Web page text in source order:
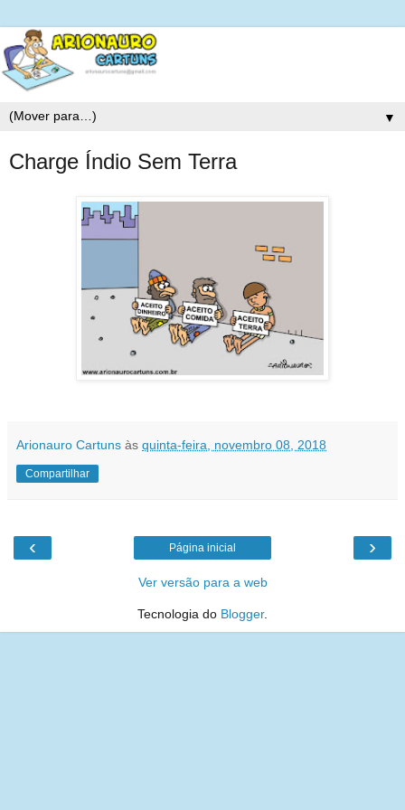
▼
Charge Índio Sem Terra
Arionauro Cartuns às quinta-feira, novembro 08, 2018
Compartilhar
‹ ›
Página inicial
Ver versão para a web
Tecnologia do Blogger.